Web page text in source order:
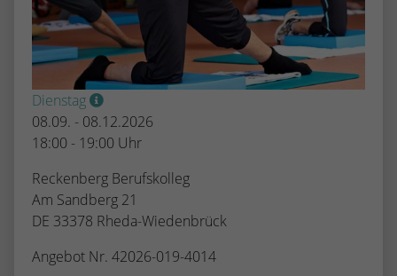
Dienstag
08.09. - 08.12.2026
18:00 - 19:00 Uhr
Reckenberg Berufskolleg
Am Sandberg 21
DE 33378 Rheda-Wiedenbrück
Angebot Nr. 42026-019-4014